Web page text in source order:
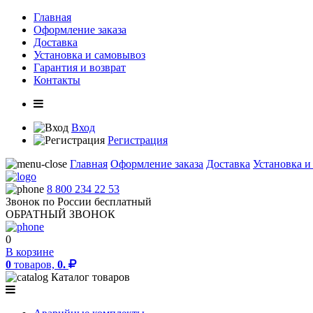
Главная
Оформление заказа
Доставка
Установка и самовывоз
Гарантия и возврат
Контакты
Вход
Регистрация
Главная Оформление заказа Доставка Установка
8 800 234 22 53
Звонок по России бесплатный
ОБРАТНЫЙ ЗВОНОК
0
В корзине
0 товаров, 0.
Каталог товаров